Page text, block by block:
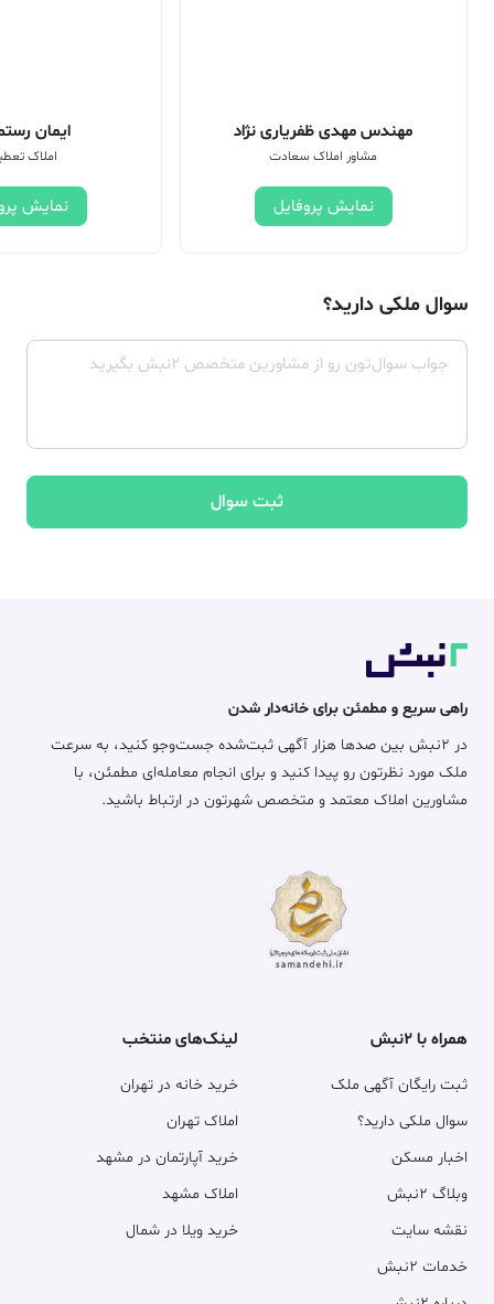
مهندس مهدی ظفریاری نژاد
مشاور املاک سعادت
نمایش پروفایل
ایمان
املاک
نمایش
سوال ملکی دارید؟
ثبت سوال
راهی سریع و مطمئن برای خانه‌دار شدن
در ۲نبش بین صدها هزار آگهی ثبت‌شده جست‌وجو کنید، به سرعت
ملک مورد نظرتون رو پیدا کنید و برای انجام معامله‌ای مطمئن، با
مشاورین املاک معتمد و متخصص شهرتون در ارتباط باشید.
همراه با ۲نبش
ثبت رایگان آگهی ملک
سوال ملکی دارید؟
اخبار مسکن
وبلاگ ۲نبش
نقشه سایت
خدمات ۲نبش
لینک‌های منتخب
خرید خانه در تهران
املاک تهران
خرید آپارتمان در مشهد
املاک مشهد
خرید ویلا در شمال